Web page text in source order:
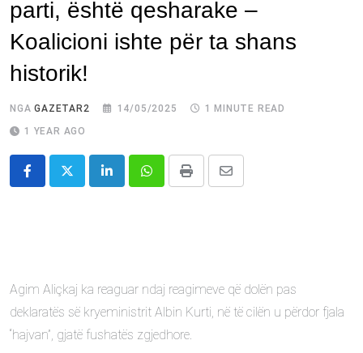
parti, është qesharake –
Koalicioni ishte për ta shans
historik!
NGAGAZETAR2 14/05/2025
1 MINUTE READ
1 YEAR AGO
LinkedInWhatsappPrint
Share
Agim Aliçkaj ka reaguar ndaj reagimeve që dolën pas
deklaratës së kryeministrit Albin Kurti, në të cilën u përdor fjala
“hajvan”, gjatë fushatës zgjedhore.